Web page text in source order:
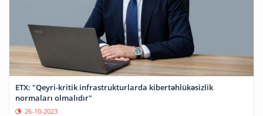
ETX: "Qeyri-kritik infrastrukturlarda kibertəhlükəsizlik
normaları olmalıdır"
26-10-2023